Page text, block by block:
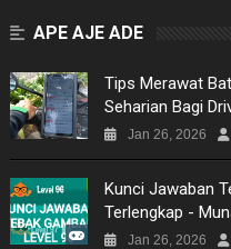
APE AJE ADE
Tips Merawat
Seharian Bagi
Jan 26, 2026
Kunci Jawaban
Terlengkap -
Jan 26, 2026